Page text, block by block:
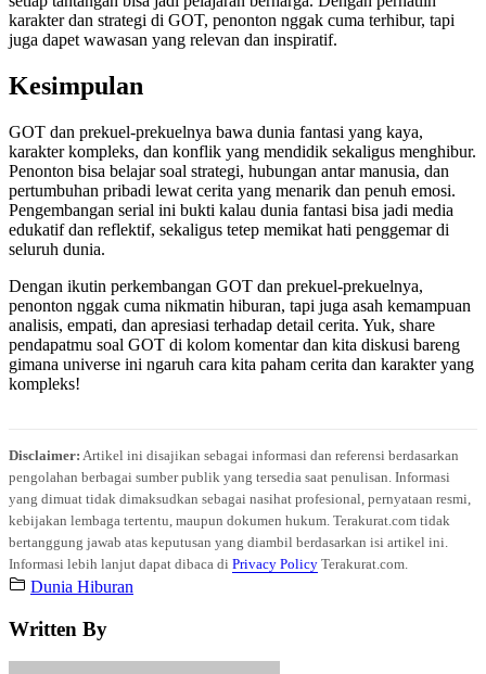
karakter dan strategi di GOT, penonton nggak cuma terhibur, tapi
juga dapet wawasan yang relevan dan inspiratif.
Kesimpulan
GOT dan prekuel-prekuelnya bawa dunia fantasi yang kaya,
karakter kompleks, dan konflik yang mendidik sekaligus menghibur.
Penonton bisa belajar soal strategi, hubungan antar manusia, dan
pertumbuhan pribadi lewat cerita yang menarik dan penuh emosi.
Pengembangan serial ini bukti kalau dunia fantasi bisa jadi media
edukatif dan reflektif, sekaligus tetep memikat hati penggemar di
seluruh dunia.
Dengan ikutin perkembangan GOT dan prekuel-prekuelnya,
penonton nggak cuma nikmatin hiburan, tapi juga asah kemampuan
analisis, empati, dan apresiasi terhadap detail cerita. Yuk, share
pendapatmu soal GOT di kolom komentar dan kita diskusi bareng
gimana universe ini ngaruh cara kita paham cerita dan karakter yang
kompleks!
Disclaimer: Artikel ini disajikan sebagai informasi dan referensi berdasarkan
pengolahan berbagai sumber publik yang tersedia saat penulisan. Informasi
yang dimuat tidak dimaksudkan sebagai nasihat profesional, pernyataan resmi,
kebijakan lembaga tertentu, maupun dokumen hukum. Terakurat.com tidak
bertanggung jawab atas keputusan yang diambil berdasarkan isi artikel ini.
Informasi lebih lanjut dapat dibaca di Privacy Policy Terakurat.com.
Dunia Hiburan
Written By